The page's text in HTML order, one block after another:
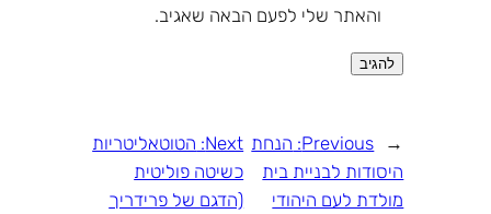
והאתר שלי לפעם הבאה שאגיב.
←
Previous: הנחת
היסודות לבניית בית
מולדת לעם היהודי
Next: הטוטאליטריות
כשיטה פוליטית
(הדגם של פרידריך